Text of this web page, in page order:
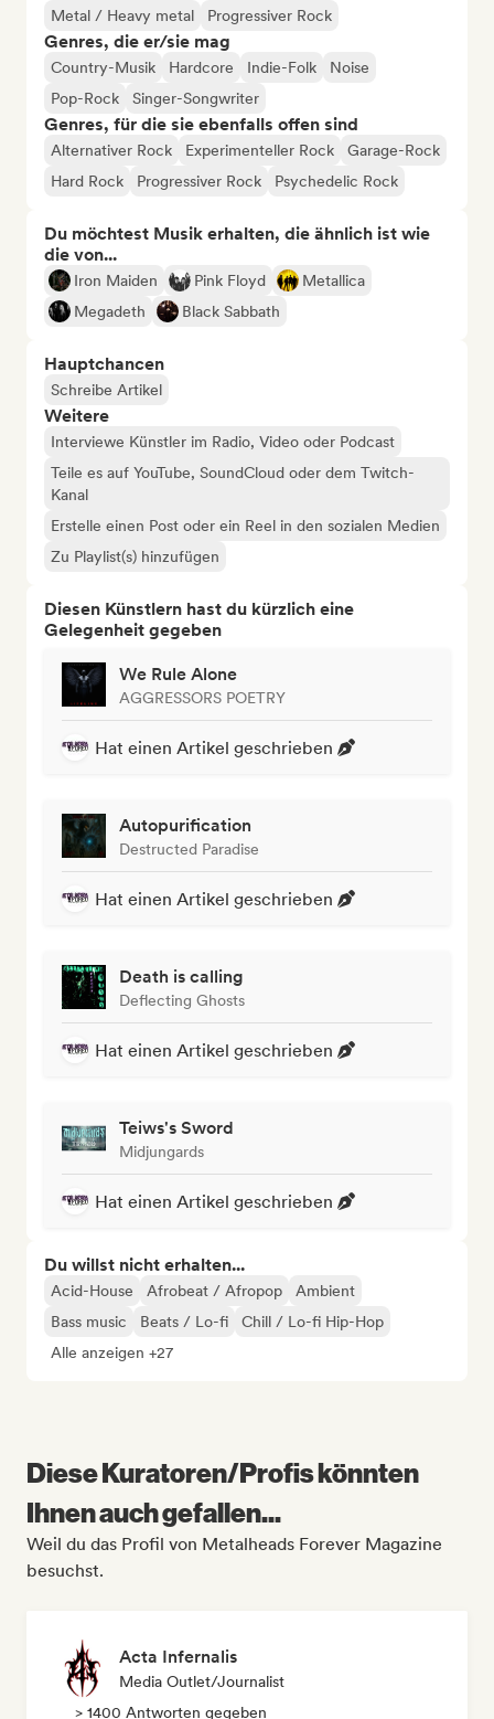
Metal / Heavy metal
Progressiver Rock
Genres, die er/sie mag
Country-Musik Hardcore Indie-Folk
Noise
Pop-Rock
Singer-Songwriter
Genres, für die sie ebenfalls offen sind
Alternativer Rock Experimenteller Rock
Garage-Rock
Hard Rock
Progressiver Rock Psychedelic Rock
Du möchtest Musik erhalten, die ähnlich ist wie
die von...
Iron Maiden Pink Floyd
Metallica
Megadeth
Black Sabbath
Hauptchancen
Schreibe Artikel
Weitere
Interviewe Künstler im Radio, Video oder Podcast
Teile es auf YouTube, SoundCloud oder dem Twitch-
Kanal
Erstelle einen Post oder ein Reel in den sozialen Medien
Zu Playlist(s) hinzufügen
Diesen Künstlern hast du kürzlich eine
Gelegenheit gegeben
We Rule Alone
AGGRESSORS POETRY
Hat einen Artikel geschrieben
Autopurification
Destructed Paradise
Hat einen Artikel geschrieben
Death is calling
Deflecting Ghosts
Hat einen Artikel geschrieben
Teiws's Sword
Midjungards
Hat einen Artikel geschrieben
Du willst nicht erhalten...
Acid-House Afrobeat / Afropop
Ambient
Bass music
Beats / Lo-fi
Chill / Lo-fi Hip-Hop
Alle anzeigen +27
Diese Kuratoren/Profis könnten
Ihnen auch gefallen...
Weil du das Profil von Metalheads Forever Magazine
besuchst.
Acta Infernalis
Media Outlet/Journalist
> 1400 Antworten gegeben